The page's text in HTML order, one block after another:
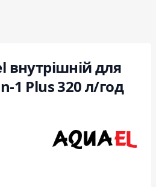
внутрішній для
1 Plus 320 л/год